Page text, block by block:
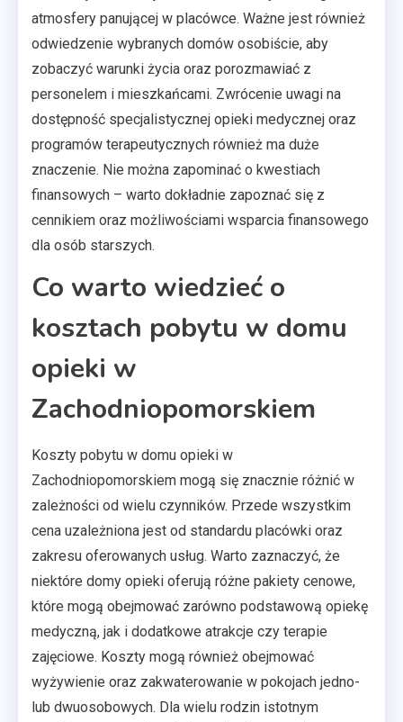
atmosfery panującej w placówce. Ważne jest również
odwiedzenie wybranych domów osobiście, aby
zobaczyć warunki życia oraz porozmawiać z
personelem i mieszkańcami. Zwrócenie uwagi na
dostępność specjalistycznej opieki medycznej oraz
programów terapeutycznych również ma duże
znaczenie. Nie można zapominać o kwestiach
finansowych – warto dokładnie zapoznać się z
cennikiem oraz możliwościami wsparcia finansowego
dla osób starszych.
Co warto wiedzieć o
kosztach pobytu w domu
opieki w
Zachodniopomorskiem
Koszty pobytu w domu opieki w
Zachodniopomorskiem mogą się znacznie różnić w
zależności od wielu czynników. Przede wszystkim
cena uzależniona jest od standardu placówki oraz
zakresu oferowanych usług. Warto zaznaczyć, że
niektóre domy opieki oferują różne pakiety cenowe,
które mogą obejmować zarówno podstawową opiekę
medyczną, jak i dodatkowe atrakcje czy terapie
zajęciowe. Koszty mogą również obejmować
wyżywienie oraz zakwaterowanie w pokojach jedno-
lub dwuosobowych. Dla wielu rodzin istotnym